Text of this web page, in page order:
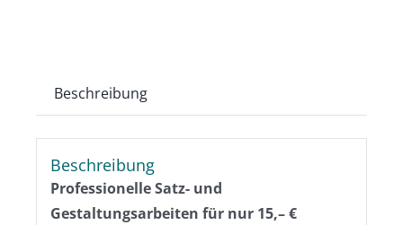
Beschreibung
Beschreibung
Professionelle Satz- und
Gestaltungsarbeiten für nur 15,– €